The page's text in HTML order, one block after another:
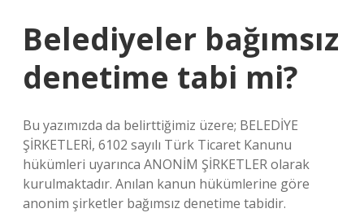
Belediyeler bağımsız
denetime tabi mi?
Bu yazımızda da belirttiğimiz üzere; BELEDİYE
ŞİRKETLERİ, 6102 sayılı Türk Ticaret Kanunu
hükümleri uyarınca ANONİM ŞİRKETLER olarak
kurulmaktadır. Anılan kanun hükümlerine göre
anonim şirketler bağımsız denetime tabidir.